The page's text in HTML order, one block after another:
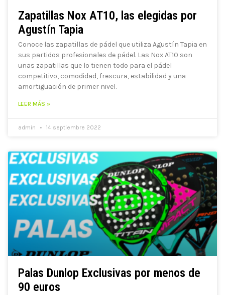
Zapatillas Nox AT10, las elegidas por
Agustín Tapia
Conoce las zapatillas de pádel que utiliza Agustín Tapia en
sus partidos profesionales de pádel. Las Nox AT10 son
unas zapatillas que lo tienen todo para el pádel
competitivo, comodidad, frescura, estabilidad y una
amortiguación de primer nivel.
LEER MÁS »
admin 14 septiembre 2022
Palas Dunlop Exclusivas por menos de
90 euros